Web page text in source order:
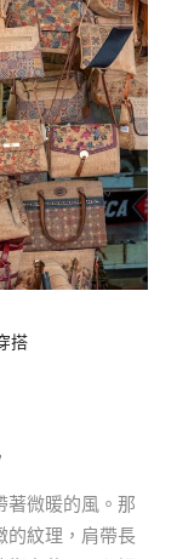
搭
著微暖的風。那
的紋理，肩帶長